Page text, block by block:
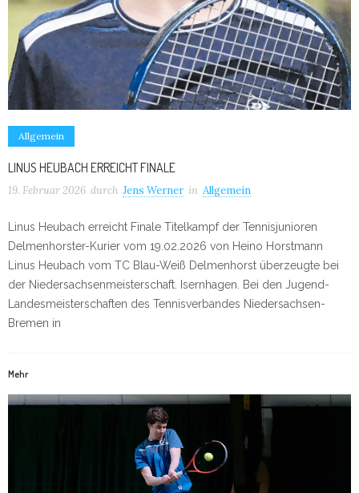
Allgemein
LINUS HEUBACH ERREICHT FINALE
19. Februar 2026 durch Jens Werner in Allgemein
Linus Heubach erreicht Finale Titelkampf der Tennisjunioren
Delmenhorster-Kurier vom 19.02.2026 von Heino Horstmann
Linus Heubach vom TC Blau-Weiß Delmenhorst überzeugte bei
der Niedersachsenmeisterschaft. Isernhagen. Bei den Jugend-
Landesmeisterschaften des Tennisverbandes Niedersachsen-
Bremen in
Mehr